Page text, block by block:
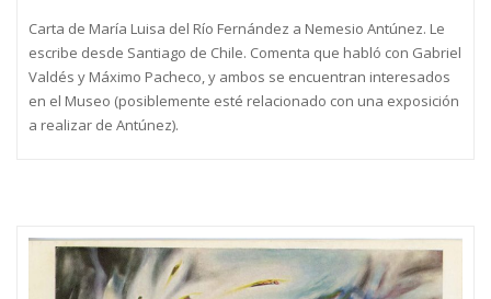
Carta de María Luisa del Río Fernández a Nemesio Antúnez. Le
escribe desde Santiago de Chile. Comenta que habló con Gabriel
Valdés y Máximo Pacheco, y ambos se encuentran interesados
en el Museo (posiblemente esté relacionado con una exposición
a realizar de Antúnez).